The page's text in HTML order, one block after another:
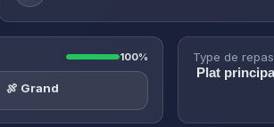
100%
🍖 Grand
Type de repas